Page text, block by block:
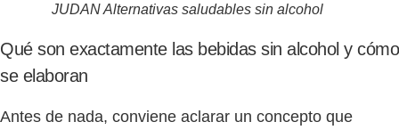
JUDAN Alternativas saludables sin alcohol
Qué son exactamente las bebidas sin alcohol y cómo
se elaboran
Antes de nada, conviene aclarar un concepto que